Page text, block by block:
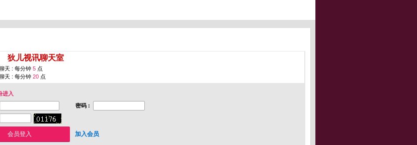
狄儿视讯聊天室
天 : 每分钟 5 点
天 : 每分钟 20 点
进入
密码 :
加入会员